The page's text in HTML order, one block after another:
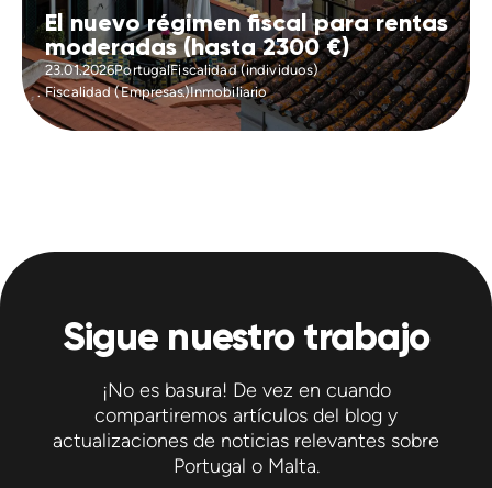
El nuevo régimen fiscal para rentas
moderadas (hasta 2300 €)
23.01.2026PortugalFiscalidad (individuos)
Fiscalidad (Empresas)Inmobiliario
Sigue nuestro trabajo
¡No es basura! De vez en cuando
compartiremos artículos del blog y
actualizaciones de noticias relevantes sobre
Portugal o Malta.